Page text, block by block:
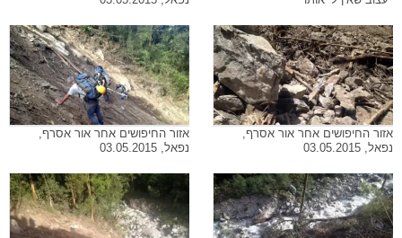
אזור החיפושים אחר אור אסרף,
נפאל, 03.05.2015
אזור החיפושים אחר אור אסרף,
נפאל, 03.05.2015